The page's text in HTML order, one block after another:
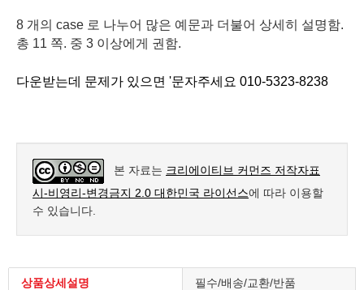
8 개의 case 로 나누어 많은 예문과 더불어 상세히 설명함.
총 11 쪽. 중 3 이상에게 권함.
다운받는데 문제가 있으면 '문자주세요 010-5323-8238
본 자료는 크리에이티브 커먼즈 저작자표
시-비영리-변경금지 2.0 대한민국 라이선스에 따라 이용할
수 있습니다.
상품상세설명 필수/배송/교환/반품